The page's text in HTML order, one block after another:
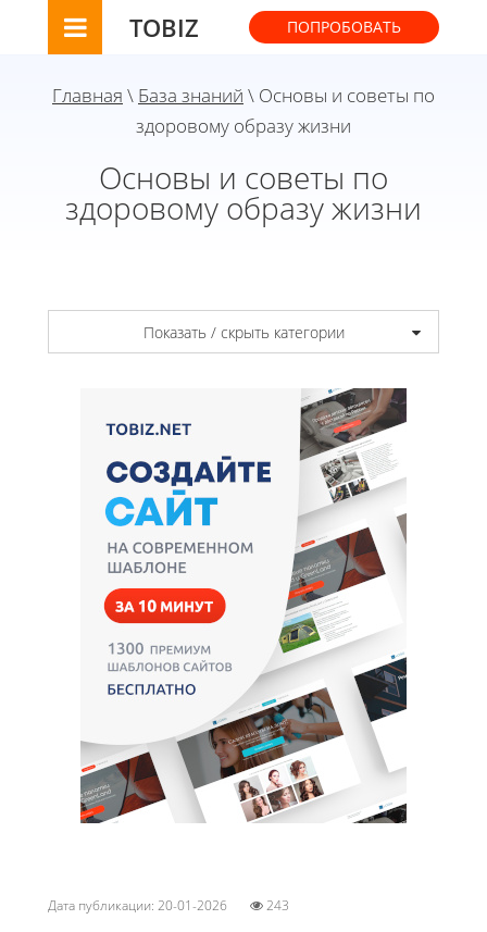
TOBIZ ПОПРОБОВАТЬ
Главная \ База знаний \ Основы и советы по
здоровому образу жизни
Основы и советы по
здоровому образу жизни
Показать / скрыть категории
Дата публикации: 20-01-2026 243